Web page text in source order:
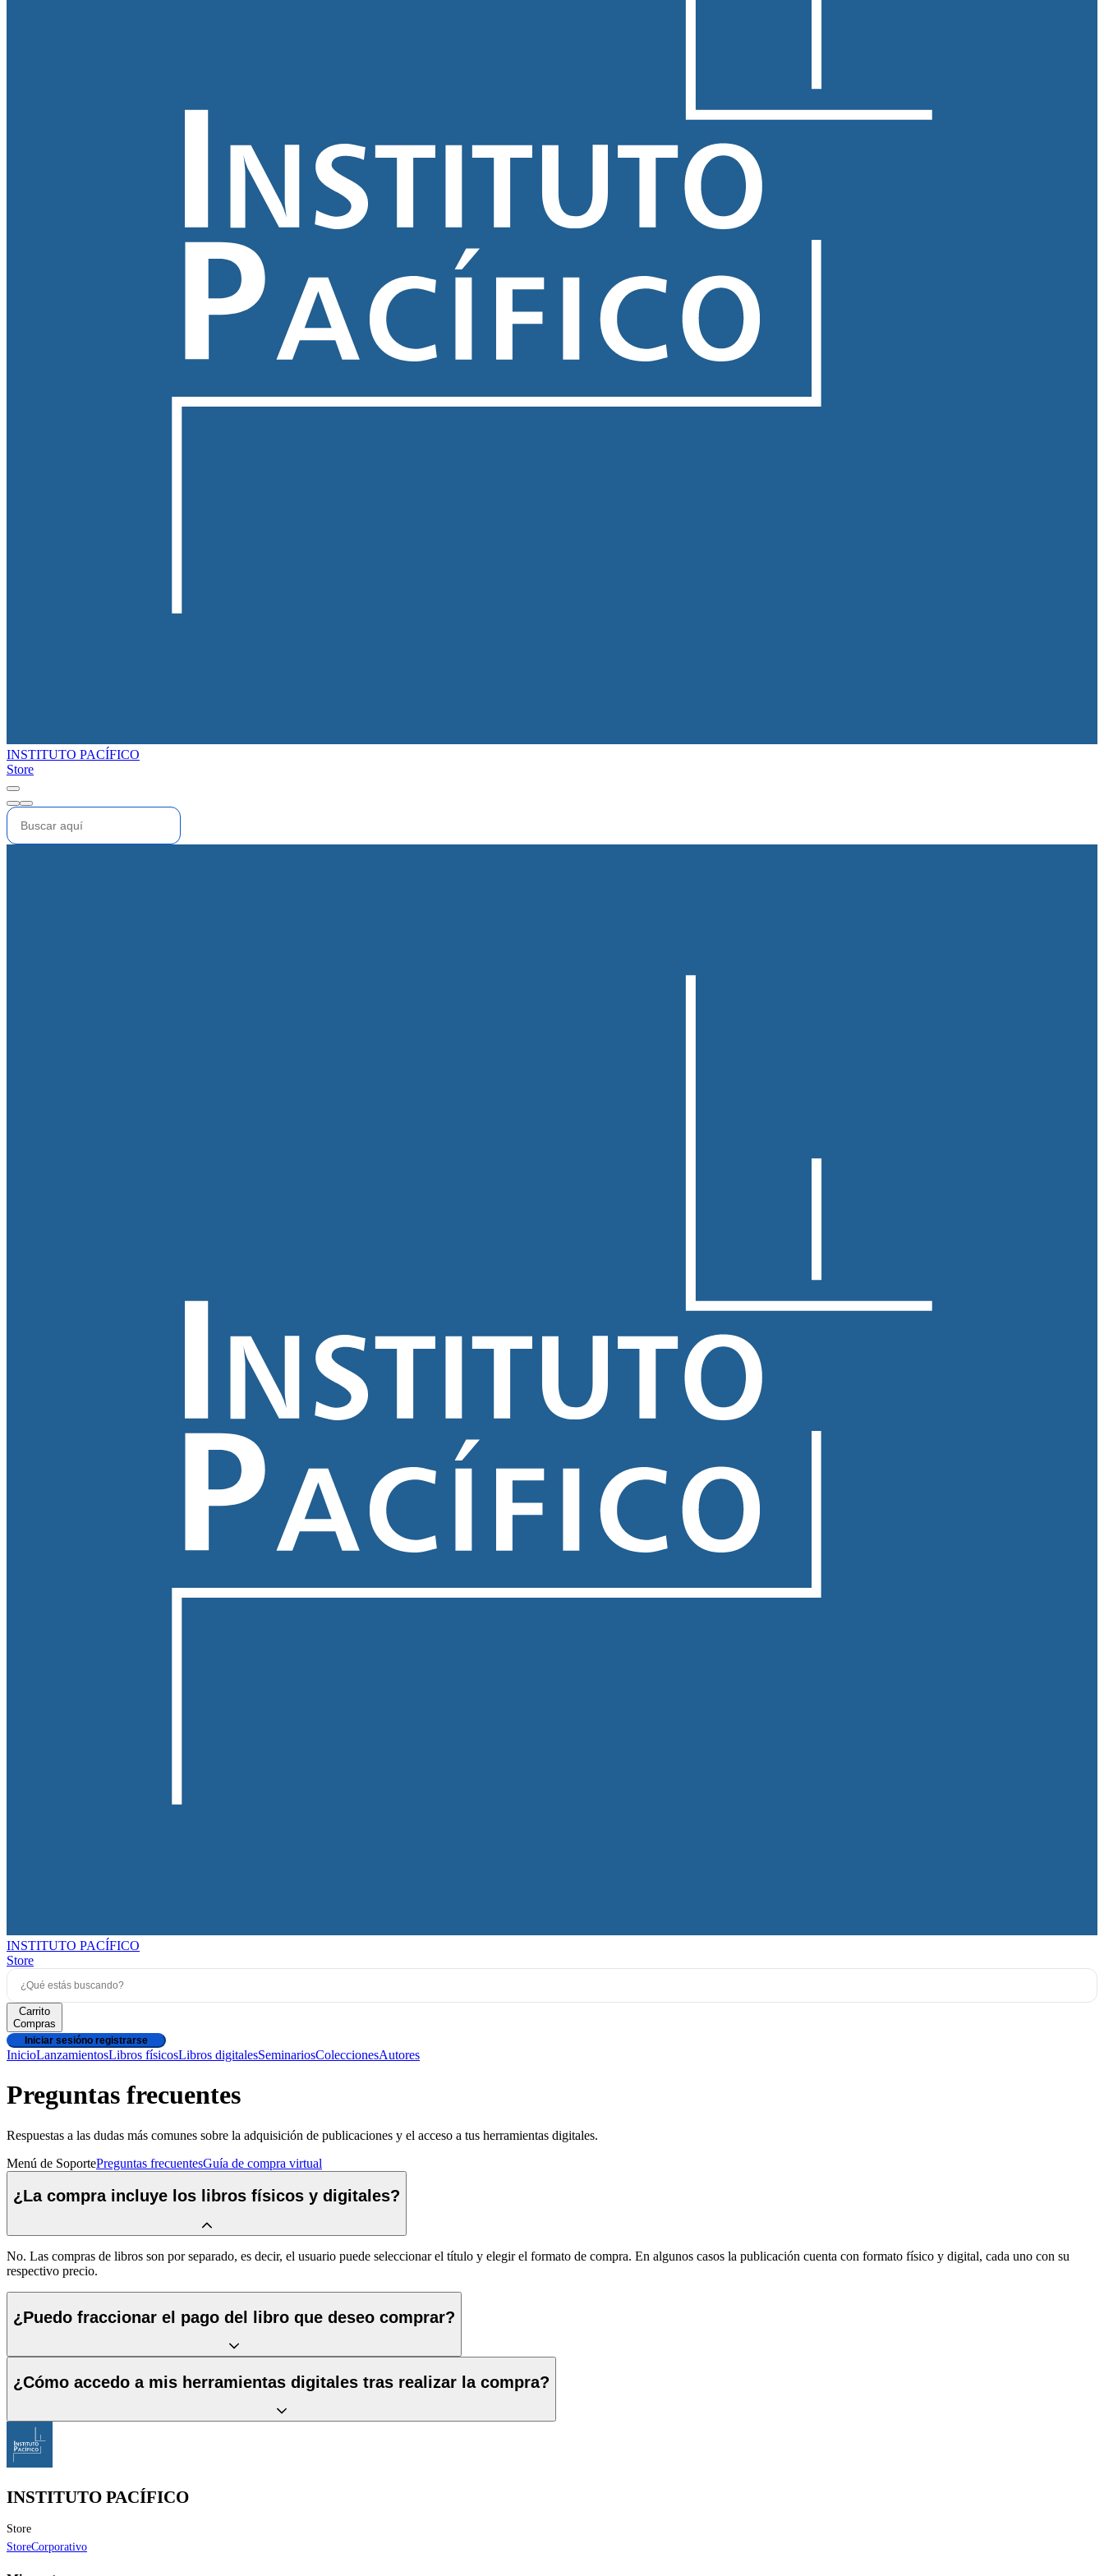
INSTITUTO PACÍFICO
Store
INSTITUTO PACÍFICO
Store
Carrito
Compras
Iniciar sesióno registrarse
InicioLanzamientosLibros físicosLibros digitalesSeminariosColeccionesAutores
Preguntas frecuentes
Respuestas a las dudas más comunes sobre la adquisición de publicaciones y el acceso a tus herramientas digitales.
Menú de SoportePreguntas frecuentesGuía de compra virtual
¿La compra incluye los libros físicos y digitales?
No. Las compras de libros son por separado, es decir, el usuario puede seleccionar el título y elegir el formato de compra. En algunos casos la publicación cuenta con formato físico y digital, cada uno con su
respectivo precio.
¿Puedo fraccionar el pago del libro que deseo comprar?
¿Cómo accedo a mis herramientas digitales tras realizar la compra?
INSTITUTO PACÍFICO
Store
StoreCorporativo